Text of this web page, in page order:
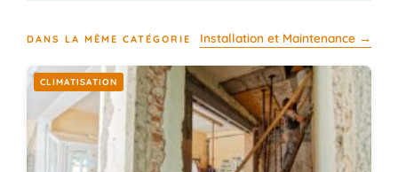
DANS LA MÊME CATÉGORIE Installation et Maintenance →
CLIMATISATION